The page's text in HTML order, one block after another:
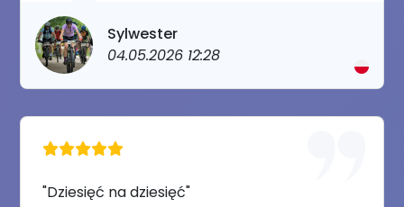
Sylwester
04.05.2026 12:28
"Dziesięć na dziesięć"